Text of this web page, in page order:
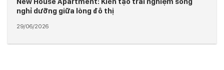
cho kiến trúc khách sạn hiện đại
29/06/2026